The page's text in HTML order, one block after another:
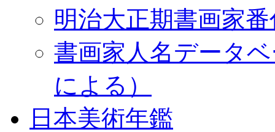
明治大正期書画家
書画家人名データ
による）
日本美術年鑑